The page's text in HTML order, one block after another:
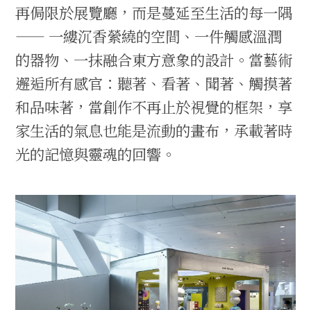
再侷限於展覽廳，而是蔓延至生活的每一隅
—— 一縷沉香縈繞的空間、一件觸感溫潤
的器物、一抹融合東方意象的設計。當藝術
邂逅所有感官：聽著、看著、聞著、觸摸著
和品味著，當創作不再止於視覺的框架，享
家生活的氣息也能是流動的畫布，承載著時
光的記憶與靈魂的回響。